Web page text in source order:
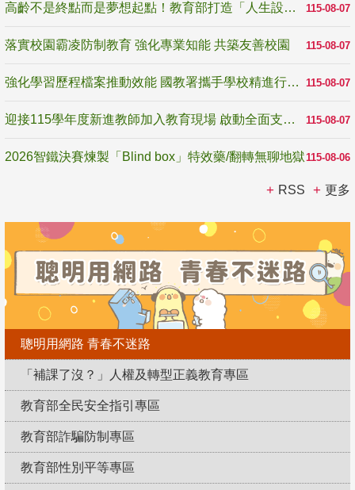
115-08-07
高齡不是終點而是夢想起點！教育部打造「人生設計夢工場」 參展第3屆高齡健康產業博覽會
115-08-07
落實校園霸凌防制教育 強化專業知能 共築友善校園
115-08-07
強化學習歷程檔案推動效能 國教署攜手學校精進行政與教學支持
115-08-07
迎接115學年度新進教師加入教育現場 啟動全面支持陪伴
115-08-06
2026智鐵決賽煉製「Blind box」特效藥/翻轉無聊地獄
RSS 更多
聰明用網路 青春不迷路
「補課了沒？」人權及轉型正義教育專區
教育部全民安全指引專區
教育部詐騙防制專區
教育部性別平等專區